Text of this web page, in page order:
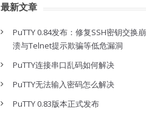
最新文章
PuTTY 0.84发布：修复SSH密钥交换崩
溃与Telnet提示欺骗等低危漏洞
PuTTY连接串口乱码如何解决
PuTTY无法输入密码怎么解决
PuTTY 0.83版本正式发布